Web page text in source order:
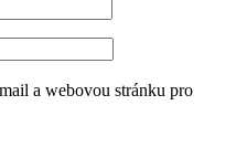
a webovou stránku pro